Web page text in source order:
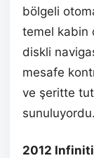
bölgeli
temel kabin
diskli
mesafe
ve şeritte
sunuluyordu.
2012